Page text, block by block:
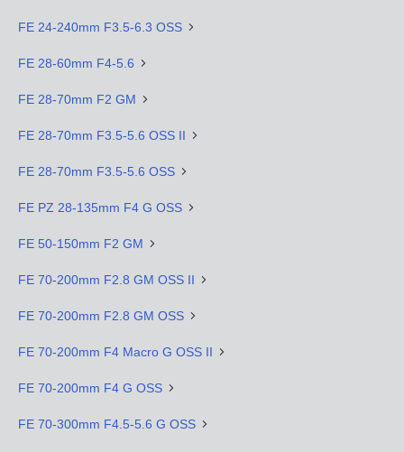
FE 24-240mm F3.5-6.3 OSS
FE 28-60mm F4-5.6
FE 28-70mm F2 GM
FE 28-70mm F3.5-5.6 OSS II
FE 28-70mm F3.5-5.6 OSS
FE PZ 28-135mm F4 G OSS
FE 50-150mm F2 GM
FE 70-200mm F2.8 GM OSS II
FE 70-200mm F2.8 GM OSS
FE 70-200mm F4 Macro G OSS II
FE 70-200mm F4 G OSS
FE 70-300mm F4.5-5.6 G OSS